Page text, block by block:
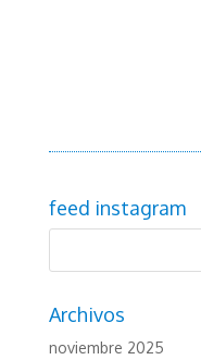
feed instagram
Archivos
noviembre 2025